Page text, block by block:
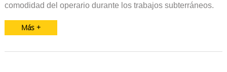
comodidad del operario durante los trabajos subterráneos.
Más +